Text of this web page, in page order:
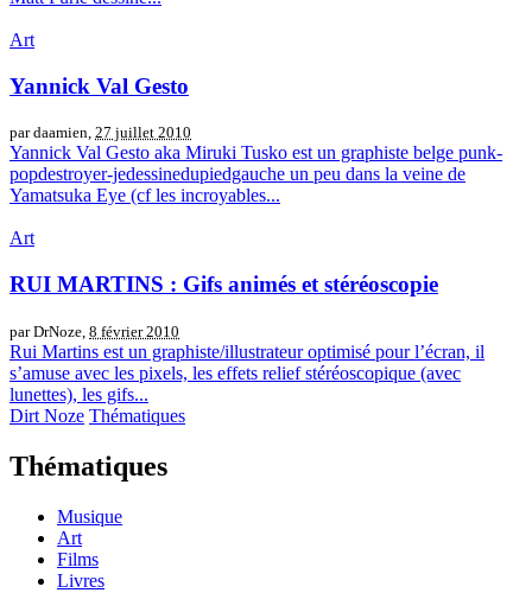
Art
Yannick Val Gesto
par daamien, 27 juillet 2010
Yannick Val Gesto aka Miruki Tusko est un graphiste belge punk-
popdestroyer-jedessinedupiedgauche un peu dans la veine de
Yamatsuka Eye (cf les incroyables...
Art
RUI MARTINS : Gifs animés et stéréoscopie
par DrNoze, 8 février 2010
Rui Martins est un graphiste/illustrateur optimisé pour l’écran, il
s’amuse avec les pixels, les effets relief stéréoscopique (avec
lunettes), les gifs...
Dirt Noze Thématiques
Thématiques
Musique
Art
Films
Livres